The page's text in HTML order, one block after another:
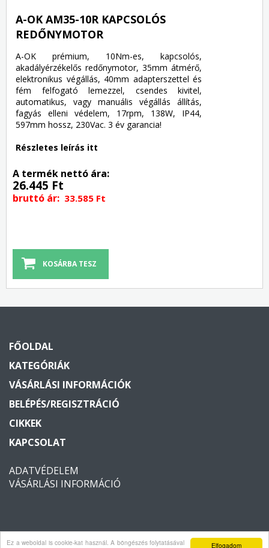
Elfogadom
Ez a weboldal is cookie-kat használ. A böngészés folytatásával
A-OK AM35-10R KAPCSOLÓS
REDŐNYMOTOR
A-OK prémium, 10Nm-es, kapcsolós,
akadályérzékelős redőnymotor, 35mm átmérő,
elektronikus végállás, 40mm adapterszettel és
fém felfogató lemezzel, csendes kivitel,
automatikus, vagy manuális végállás állítás,
fagyás elleni védelem, 17rpm, 138W, IP44,
597mm hossz, 230Vac. 3 év garancia!
Részletes leírás itt
A termék nettó ára:
26.445 Ft
bruttó ár: 33.585 Ft
FŐOLDAL
KATEGÓRIÁK
VÁSÁRLÁSI INFORMÁCIÓK
BELÉPÉS/REGISZTRÁCIÓ
CIKKEK
KAPCSOLAT
ADATVÉDELEM
VÁSÁRLÁSI INFORMÁCIÓ
Copyright © 2026 Vagyonvedelem2000. Minden jog fenntartva.